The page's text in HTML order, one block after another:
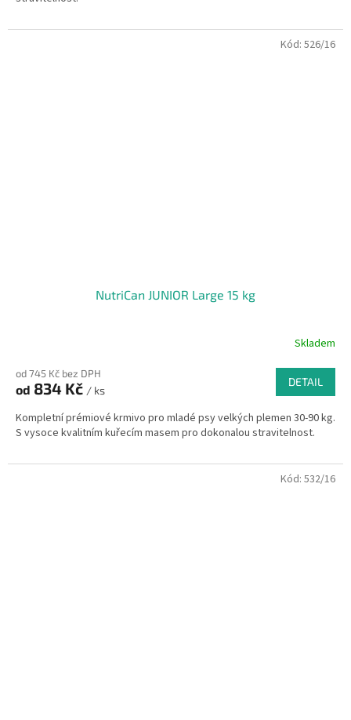
NutriCan JUNIOR Large 15 kg
Skladem
od 745 Kč bez DPH
od 834 Kč / ks
DETAIL
Kompletní prémiové krmivo pro mladé psy velkých plemen 30-90 kg.
S vysoce kvalitním kuřecím masem pro dokonalou stravitelnost.
Kód: 526/16
Kód: 532/16